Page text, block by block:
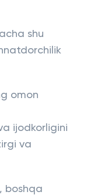
shu
omon
ijodkorligini
va
boshqa